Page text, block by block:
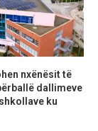
nxënësit të
dallimeve
ku